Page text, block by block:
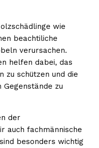
wie
beachtiliche
verursachen.
helfen dabei, das
zu schützen und die
zu
der
auch fachmännische
besonders wichtig